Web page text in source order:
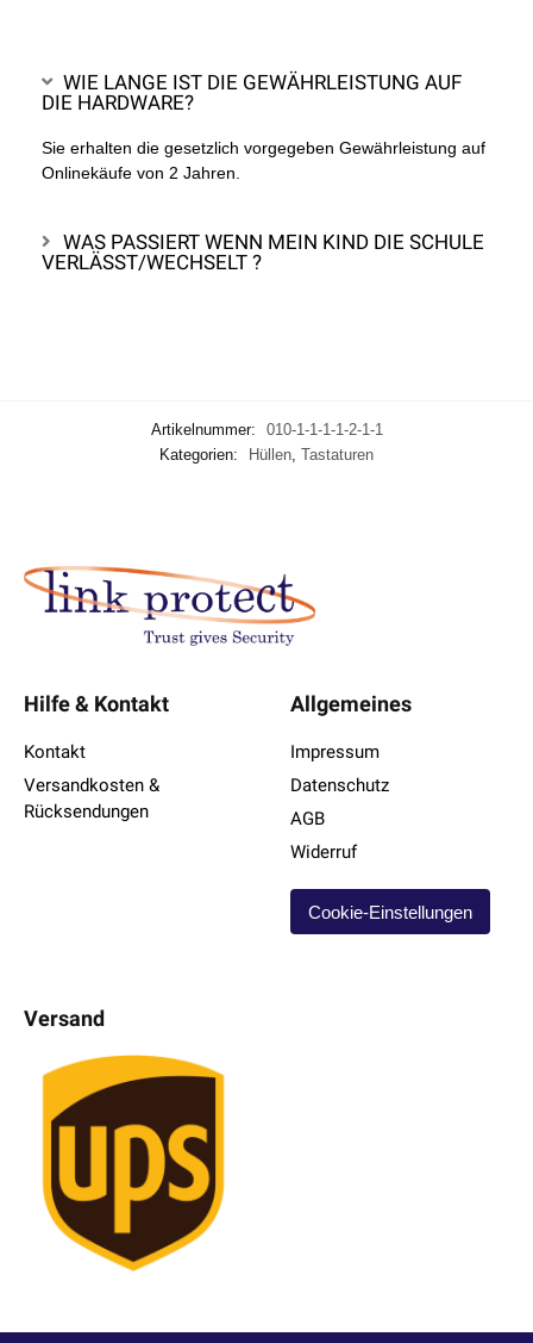
WIE LANGE IST DIE GEWÄHRLEISTUNG AUF
DIE HARDWARE?
Sie erhalten die gesetzlich vorgegeben Gewährleistung auf
Onlinekäufe von 2 Jahren.
WAS PASSIERT WENN MEIN KIND DIE SCHULE
VERLÄSST/WECHSELT ?
Artikelnummer:
010-1-1-1-1-2-1-1
Kategorien:
Hüllen, Tastaturen
Hilfe & Kontakt
Kontakt
Versandkosten &
Rücksendungen
Allgemeines
Impressum
Datenschutz
AGB
Widerruf
Cookie-Einstellungen
Versand